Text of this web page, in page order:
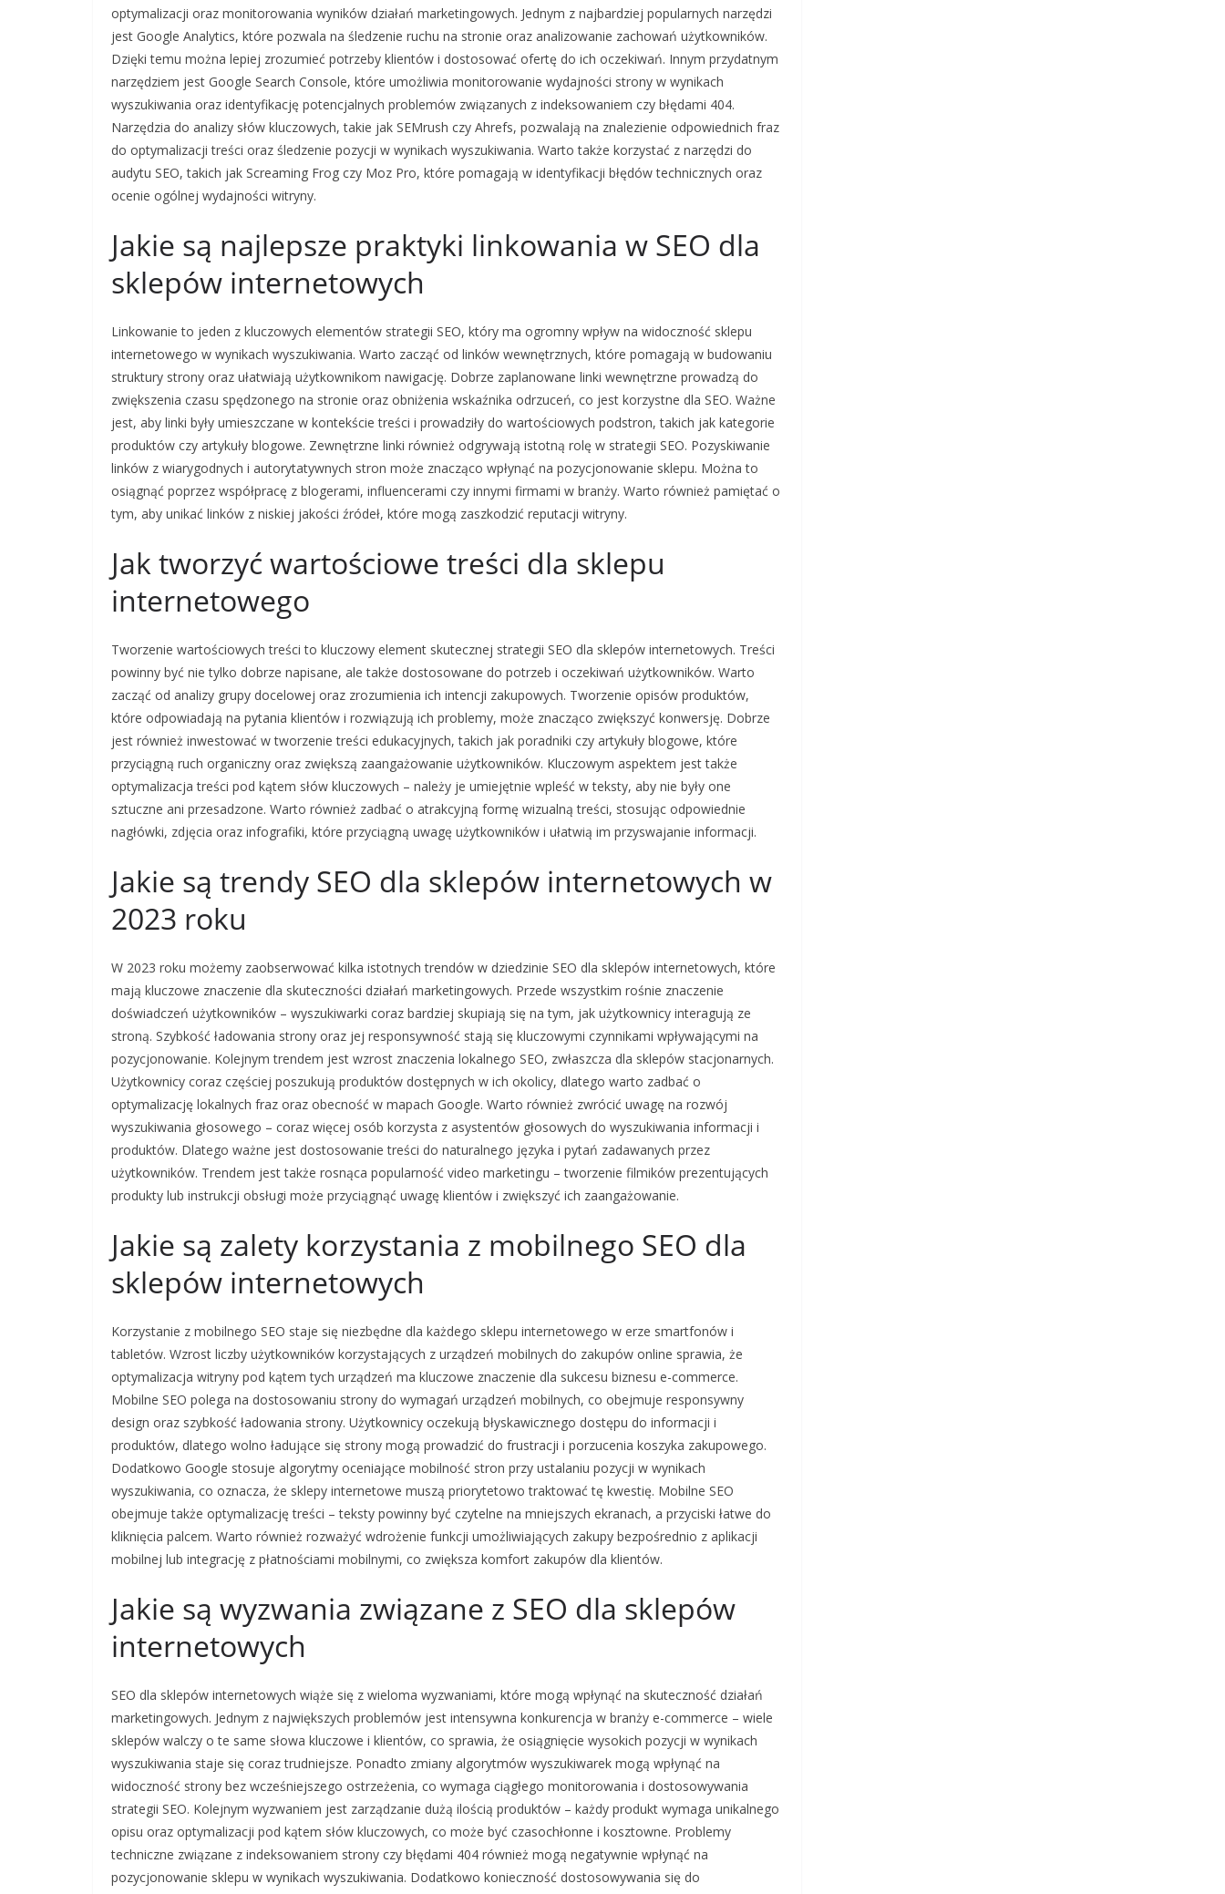
optymalizacji oraz monitorowania wyników działań marketingowych. Jednym z najbardziej popularnych narzędzi
jest Google Analytics, które pozwala na śledzenie ruchu na stronie oraz analizowanie zachowań użytkowników.
Dzięki temu można lepiej zrozumieć potrzeby klientów i dostosować ofertę do ich oczekiwań. Innym przydatnym
narzędziem jest Google Search Console, które umożliwia monitorowanie wydajności strony w wynikach
wyszukiwania oraz identyfikację potencjalnych problemów związanych z indeksowaniem czy błędami 404.
Narzędzia do analizy słów kluczowych, takie jak SEMrush czy Ahrefs, pozwalają na znalezienie odpowiednich fraz
do optymalizacji treści oraz śledzenie pozycji w wynikach wyszukiwania. Warto także korzystać z narzędzi do
audytu SEO, takich jak Screaming Frog czy Moz Pro, które pomagają w identyfikacji błędów technicznych oraz
ocenie ogólnej wydajności witryny.
Jakie są najlepsze praktyki linkowania w SEO dla
sklepów internetowych
Linkowanie to jeden z kluczowych elementów strategii SEO, który ma ogromny wpływ na widoczność sklepu
internetowego w wynikach wyszukiwania. Warto zacząć od linków wewnętrznych, które pomagają w budowaniu
struktury strony oraz ułatwiają użytkownikom nawigację. Dobrze zaplanowane linki wewnętrzne prowadzą do
zwiększenia czasu spędzonego na stronie oraz obniżenia wskaźnika odrzuceń, co jest korzystne dla SEO. Ważne
jest, aby linki były umieszczane w kontekście treści i prowadziły do wartościowych podstron, takich jak kategorie
produktów czy artykuły blogowe. Zewnętrzne linki również odgrywają istotną rolę w strategii SEO. Pozyskiwanie
linków z wiarygodnych i autorytatywnych stron może znacząco wpłynąć na pozycjonowanie sklepu. Można to
osiągnąć poprzez współpracę z blogerami, influencerami czy innymi firmami w branży. Warto również pamiętać o
tym, aby unikać linków z niskiej jakości źródeł, które mogą zaszkodzić reputacji witryny.
Jak tworzyć wartościowe treści dla sklepu
internetowego
Tworzenie wartościowych treści to kluczowy element skutecznej strategii SEO dla sklepów internetowych. Treści
powinny być nie tylko dobrze napisane, ale także dostosowane do potrzeb i oczekiwań użytkowników. Warto
zacząć od analizy grupy docelowej oraz zrozumienia ich intencji zakupowych. Tworzenie opisów produktów,
które odpowiadają na pytania klientów i rozwiązują ich problemy, może znacząco zwiększyć konwersję. Dobrze
jest również inwestować w tworzenie treści edukacyjnych, takich jak poradniki czy artykuły blogowe, które
przyciągną ruch organiczny oraz zwiększą zaangażowanie użytkowników. Kluczowym aspektem jest także
optymalizacja treści pod kątem słów kluczowych – należy je umiejętnie wpleść w teksty, aby nie były one
sztuczne ani przesadzone. Warto również zadbać o atrakcyjną formę wizualną treści, stosując odpowiednie
nagłówki, zdjęcia oraz infografiki, które przyciągną uwagę użytkowników i ułatwią im przyswajanie informacji.
Jakie są trendy SEO dla sklepów internetowych w
2023 roku
W 2023 roku możemy zaobserwować kilka istotnych trendów w dziedzinie SEO dla sklepów internetowych, które
mają kluczowe znaczenie dla skuteczności działań marketingowych. Przede wszystkim rośnie znaczenie
doświadczeń użytkowników – wyszukiwarki coraz bardziej skupiają się na tym, jak użytkownicy interagują ze
stroną. Szybkość ładowania strony oraz jej responsywność stają się kluczowymi czynnikami wpływającymi na
pozycjonowanie. Kolejnym trendem jest wzrost znaczenia lokalnego SEO, zwłaszcza dla sklepów stacjonarnych.
Użytkownicy coraz częściej poszukują produktów dostępnych w ich okolicy, dlatego warto zadbać o
optymalizację lokalnych fraz oraz obecność w mapach Google. Warto również zwrócić uwagę na rozwój
wyszukiwania głosowego – coraz więcej osób korzysta z asystentów głosowych do wyszukiwania informacji i
produktów. Dlatego ważne jest dostosowanie treści do naturalnego języka i pytań zadawanych przez
użytkowników. Trendem jest także rosnąca popularność video marketingu – tworzenie filmików prezentujących
produkty lub instrukcji obsługi może przyciągnąć uwagę klientów i zwiększyć ich zaangażowanie.
Jakie są zalety korzystania z mobilnego SEO dla
sklepów internetowych
Korzystanie z mobilnego SEO staje się niezbędne dla każdego sklepu internetowego w erze smartfonów i
tabletów. Wzrost liczby użytkowników korzystających z urządzeń mobilnych do zakupów online sprawia, że
optymalizacja witryny pod kątem tych urządzeń ma kluczowe znaczenie dla sukcesu biznesu e-commerce.
Mobilne SEO polega na dostosowaniu strony do wymagań urządzeń mobilnych, co obejmuje responsywny
design oraz szybkość ładowania strony. Użytkownicy oczekują błyskawicznego dostępu do informacji i
produktów, dlatego wolno ładujące się strony mogą prowadzić do frustracji i porzucenia koszyka zakupowego.
Dodatkowo Google stosuje algorytmy oceniające mobilność stron przy ustalaniu pozycji w wynikach
wyszukiwania, co oznacza, że sklepy internetowe muszą priorytetowo traktować tę kwestię. Mobilne SEO
obejmuje także optymalizację treści – teksty powinny być czytelne na mniejszych ekranach, a przyciski łatwe do
kliknięcia palcem. Warto również rozważyć wdrożenie funkcji umożliwiających zakupy bezpośrednio z aplikacji
mobilnej lub integrację z płatnościami mobilnymi, co zwiększa komfort zakupów dla klientów.
Jakie są wyzwania związane z SEO dla sklepów
internetowych
SEO dla sklepów internetowych wiąże się z wieloma wyzwaniami, które mogą wpłynąć na skuteczność działań
marketingowych. Jednym z największych problemów jest intensywna konkurencja w branży e-commerce – wiele
sklepów walczy o te same słowa kluczowe i klientów, co sprawia, że osiągnięcie wysokich pozycji w wynikach
wyszukiwania staje się coraz trudniejsze. Ponadto zmiany algorytmów wyszukiwarek mogą wpłynąć na
widoczność strony bez wcześniejszego ostrzeżenia, co wymaga ciągłego monitorowania i dostosowywania
strategii SEO. Kolejnym wyzwaniem jest zarządzanie dużą ilością produktów – każdy produkt wymaga unikalnego
opisu oraz optymalizacji pod kątem słów kluczowych, co może być czasochłonne i kosztowne. Problemy
techniczne związane z indeksowaniem strony czy błędami 404 również mogą negatywnie wpłynąć na
pozycjonowanie sklepu w wynikach wyszukiwania. Dodatkowo konieczność dostosowywania się do